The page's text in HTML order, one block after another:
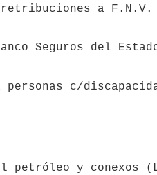
a F.N.V.
Seguros del
c/
petróleo y conexos